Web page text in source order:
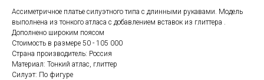
Ассиметричное платье силуэтного типа с длинными рукавами. Модель
выполнена из тонкого атласа с добавлением вставок из глиттера .
Дополнено широким поясом
Стоимость в размере 50 - 105 000
Страна производитель: Россия
Материал: Тонкий атлас, глиттер
Силуэт: По фигуре